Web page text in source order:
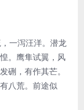
一泻汪洋。潜龙
。鹰隼试翼，风
硎，有作其芒。
八荒。前途似